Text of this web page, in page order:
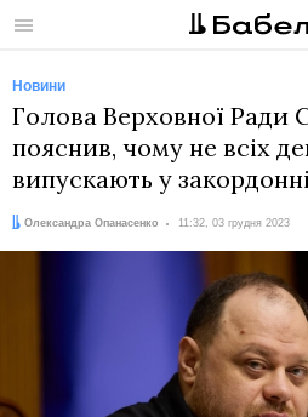
Меню
Новини
Голова Верховної Ради
пояснив, чому не всіх
випускають у
Автор:
Олександра Опанасенко
Дата: 11:32, 03 грудня 2023